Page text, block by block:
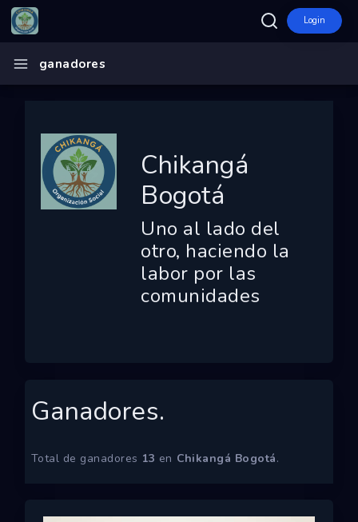
Login
ganadores
Programas
Convocatorias
Entidades
Eventos
Networking
Chikangá
Bogotá
Uno al lado del
otro, haciendo la
labor por las
comunidades
Ganadores.
Total de ganadores 13 en Chikangá Bogotá.